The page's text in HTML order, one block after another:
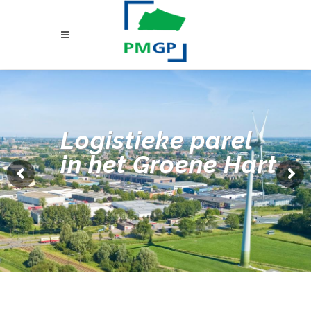
Logistieke parel
in het Groene Hart